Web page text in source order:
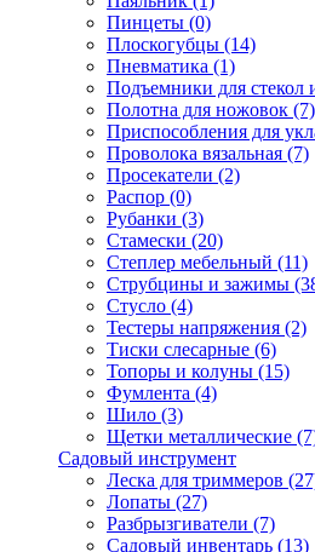
Пинцеты (0)
Плоскогубцы (14)
Пневматика (1)
Подъемники для стекол
Полотна для ножовок (7)
Приспособления для
Проволока вязальная (7)
Просекатели (2)
Распор (0)
Рубанки (3)
Стамески (20)
Степлер мебельный (11)
Струбцины и зажимы
Стусло (4)
Тестеры напряжения (2)
Тиски слесарные (6)
Топоры и колуны (15)
Фумлента (4)
Шило (3)
Щетки металлические
Садовый инструмент
Леска для триммеров
Лопаты (27)
Разбрызгиватели (7)
Садовый инвентарь (13)